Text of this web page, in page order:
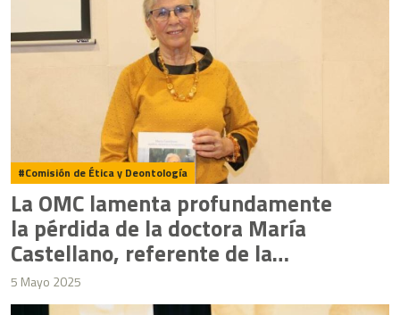
Comisión de Ética y Deontología
La OMC lamenta profundamente
la pérdida de la doctora María
Castellano, referente de la
profesión médica española
5 Mayo 2025